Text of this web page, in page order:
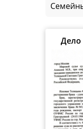
Дело